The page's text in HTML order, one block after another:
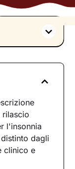
d'uso
nel
rilascio
l'insonnia
dagli
clinico e